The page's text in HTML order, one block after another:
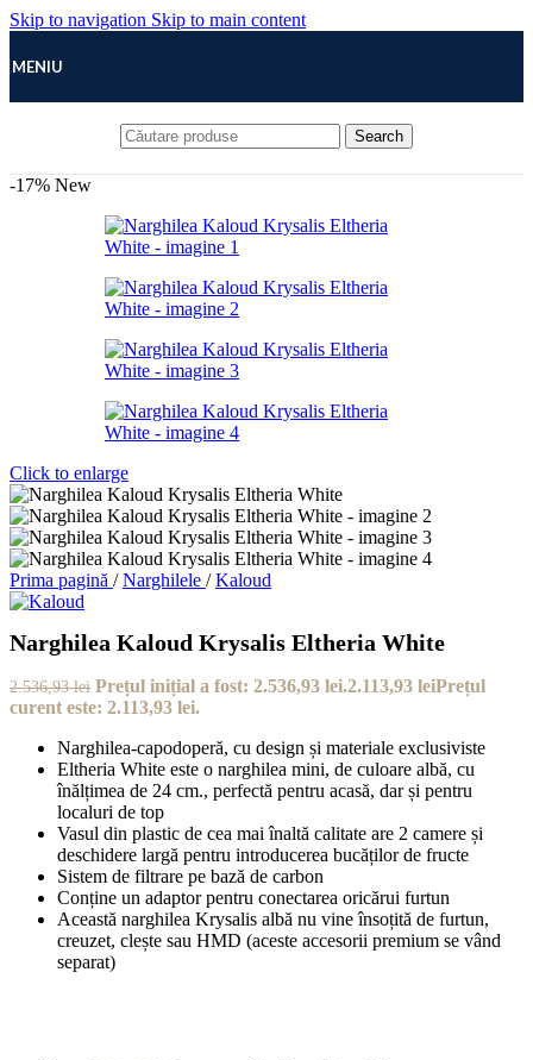
Skip to navigation Skip to main content
MENIU
Search
-17% New
Click to enlarge
Prima pagină / Narghilele / Kaloud
Narghilea Kaloud Krysalis Eltheria White
2.536,93lei Prețul inițial a fost: 2.536,93 lei.2.113,93 leiPrețul
curent este: 2.113,93 lei.
Narghilea-capodoperă, cu design și materiale exclusiviste
Eltheria White este o narghilea mini, de culoare albă, cu
înălțimea de 24 cm., perfectă pentru acasă, dar și pentru
localuri de top
Vasul din plastic de cea mai înaltă calitate are 2 camere și
deschidere largă pentru introducerea bucăților de fructe
Sistem de filtrare pe bază de carbon
Conține un adaptor pentru conectarea oricărui furtun
Această narghilea Krysalis albă nu vine însoțită de furtun,
creuzet, clește sau HMD (aceste accesorii premium se vând
separat)